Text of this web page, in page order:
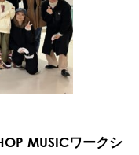
MUSICワークシ